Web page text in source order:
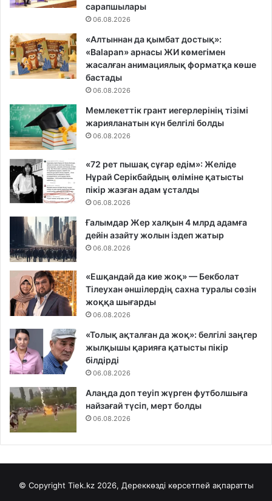
сарапшылары
06.08.2026
«Алтыннан да қымбат достық»:
«Balapan» арнасы ЖИ көмегімен
жасалған анимациялық форматқа көше
бастады
06.08.2026
Мемлекеттік грант иегерлерінің тізімі
жарияланатын күн белгілі болды
06.08.2026
«72 рет пышақ сұғар едім»: Желіде
Нұрай Серікбайдың өліміне қатысты
пікір жазған адам ұсталды
06.08.2026
Ғалымдар Жер халқын 4 млрд адамға
дейін азайту жолын іздеп жатыр
06.08.2026
«Ешқандай да кие жоқ» — Бекболат
Тілеухан әншілердің сахна туралы сөзін
жоққа шығарды
06.08.2026
«Толық ақталған да жоқ»: белгілі заңгер
жылқышы қарияға қатысты пікір
білдірді
06.08.2026
Алаңда доп теуіп жүрген футболшыға
найзағай түсіп, мерт болды
06.08.2026
© Copyright Tiek.kz 2026, Дереккөзді көрсетпей ақпаратты